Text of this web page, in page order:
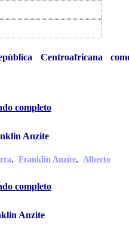
Centroafricana
completo
Anzite
, Franklin Anzite, Alberto
completo
Anzite